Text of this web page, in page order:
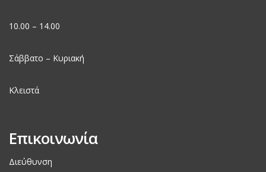
10.00 – 14.00
Σάββατο – Κυριακή
Κλειστά
Επικοινωνία
Διεύθυνση